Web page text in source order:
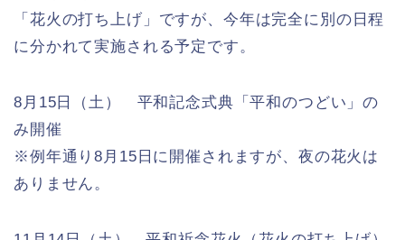
「花火の打ち上げ」ですが、今年は完全に別の日程
に分かれて実施される予定です。
8月15日（土） 平和記念式典「平和のつどい」の
み開催
※例年通り8月15日に開催されますが、夜の花火は
ありません。